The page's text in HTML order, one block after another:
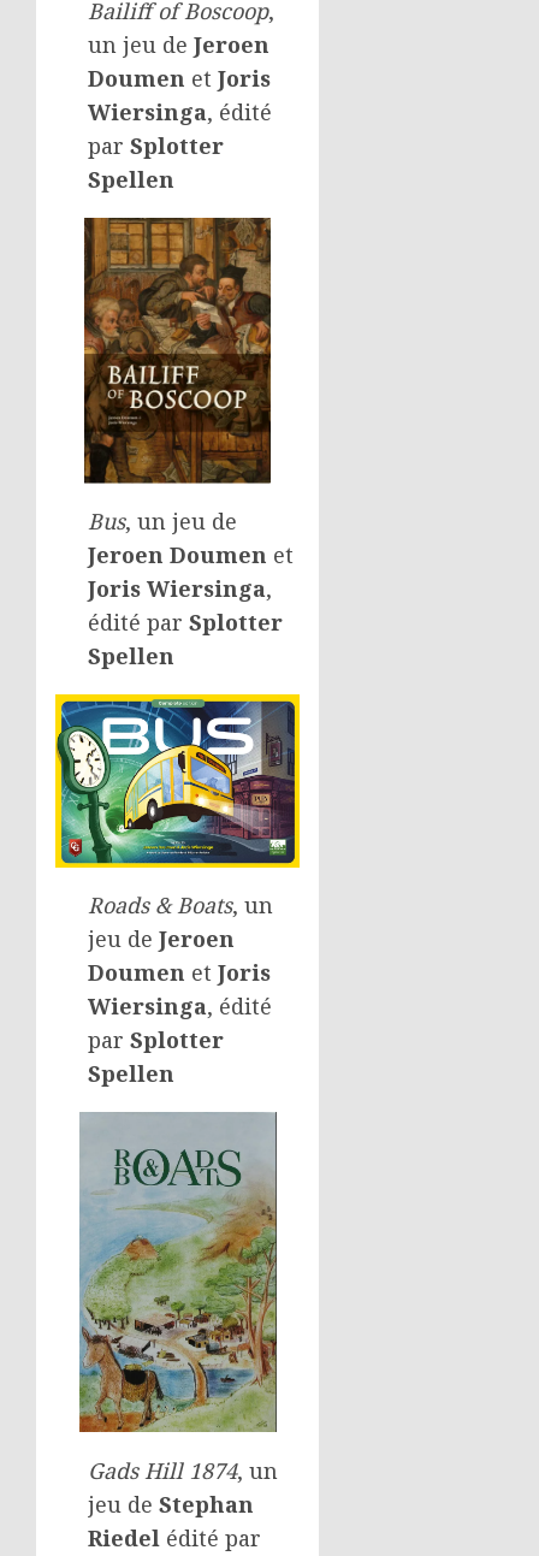
Bailiff of Boscoop,
un jeu de Jeroen
Doumen et Joris
Wiersinga, édité
par Splotter
Spellen
Bus, un jeu de
Jeroen Doumen et
Joris Wiersinga,
édité par Splotter
Spellen
Roads & Boats, un
jeu de Jeroen
Doumen et Joris
Wiersinga, édité
par Splotter
Spellen
Gads Hill 1874, un
jeu de Stephan
Riedel édité par